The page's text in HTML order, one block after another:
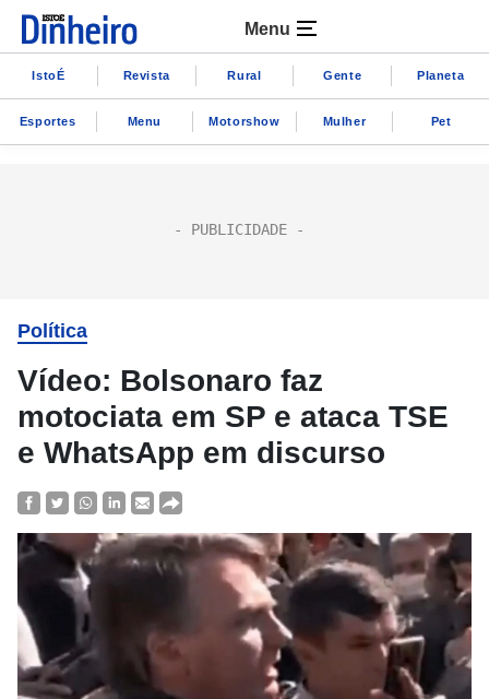
Menu
IstoÉ Revista Rural Gente Planeta
Esportes Menu Motorshow Mulher Pet
Política
Vídeo: Bolsonaro faz
motociata em SP e ataca TSE
e WhatsApp em discurso